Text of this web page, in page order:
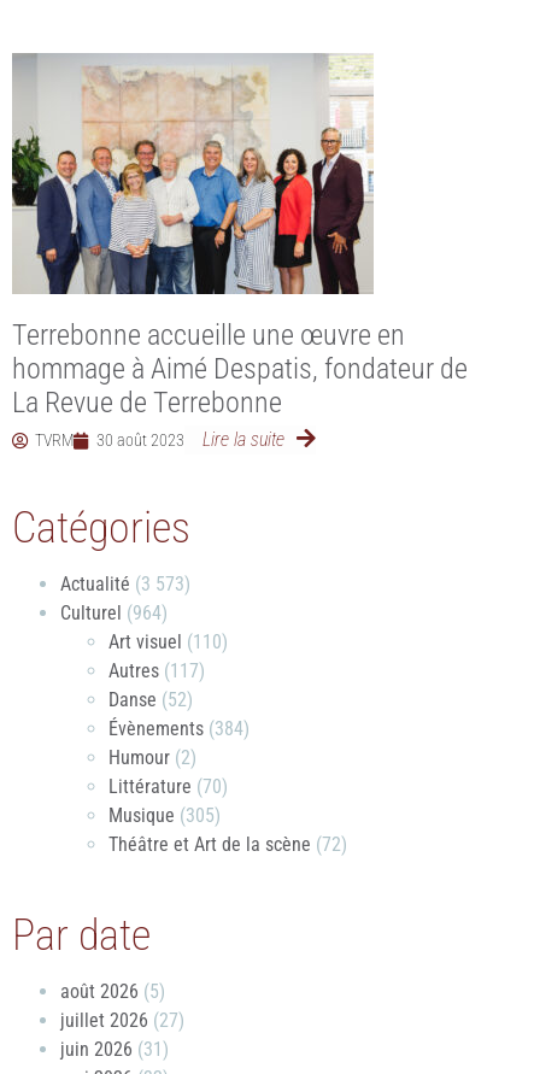
Terrebonne accueille une œuvre en
hommage à Aimé Despatis, fondateur de
La Revue de Terrebonne
TVRM 30 août 2023 Lire la suite
Catégories
Actualité (3 573)
Culturel (964)
Art visuel (110)
Autres (117)
Danse (52)
Évènements (384)
Humour (2)
Littérature (70)
Musique (305)
Théâtre et Art de la scène (72)
Par date
août 2026 (5)
juillet 2026 (27)
juin 2026 (31)